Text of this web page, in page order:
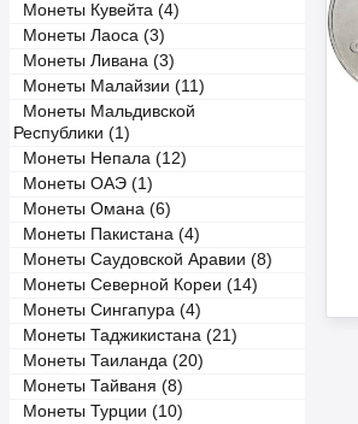
Монеты Кувейта (4)
Монеты Лаоса (3)
Монеты Ливана (3)
Монеты Малайзии (11)
Монеты Мальдивской
Республики (1)
Монеты Непала (12)
Монеты ОАЭ (1)
Монеты Омана (6)
Монеты Пакистана (4)
Монеты Саудовской Аравии (8)
Монеты Северной Кореи (14)
Монеты Сингапура (4)
Монеты Таджикистана (21)
Монеты Таиланда (20)
Монеты Тайваня (8)
Монеты Турции (10)